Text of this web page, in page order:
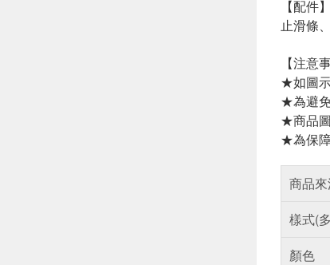
【配件】
止滑條
【注意
★如圖
★為避
★商品
★為保
商品
樣式(
顏色